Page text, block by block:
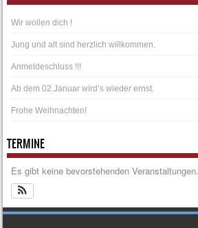
Wir wollen dich !
Jung und alt sind herzlich willkommen.
Anmeldeschluss !!!
Ab dem 02.Januar wird’s wieder ernst.
Frohe Weihnachten!
TERMINE
Es gibt keine bevorstehenden Veranstaltungen.